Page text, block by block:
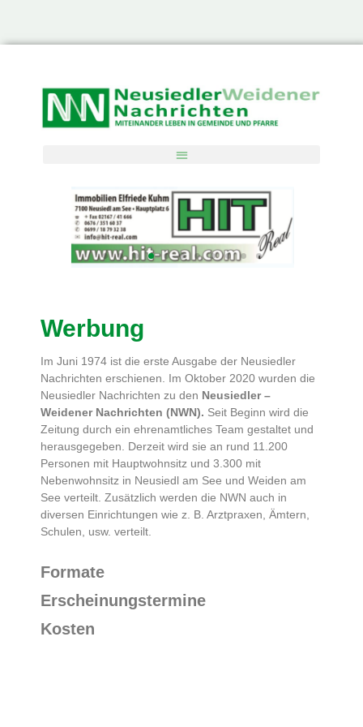
Werbung
Im Juni 1974 ist die erste Ausgabe der Neusiedler
Nachrichten erschienen. Im Oktober 2020 wurden die
Neusiedler Nachrichten zu den Neusiedler –
Weidener Nachrichten (NWN). Seit Beginn wird die
Zeitung durch ein ehrenamtliches Team gestaltet und
herausgegeben. Derzeit wird sie an rund 11.200
Personen mit Hauptwohnsitz und 3.300 mit
Nebenwohnsitz in Neusiedl am See und Weiden am
See verteilt. Zusätzlich werden die NWN auch in
diversen Einrichtungen wie z. B. Arztpraxen, Ämtern,
Schulen, usw. verteilt.
Formate
Erscheinungstermine
Kosten